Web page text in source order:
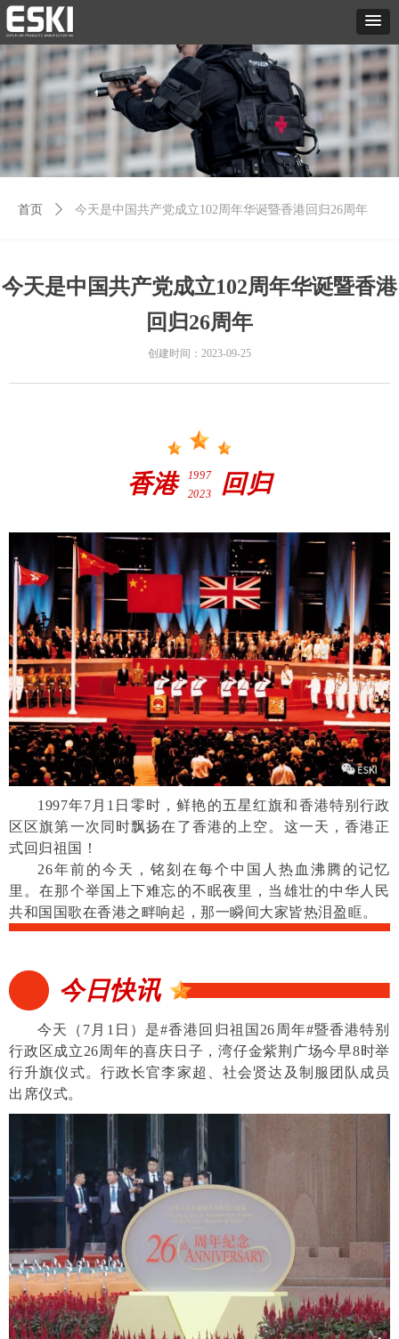
首页 ꄲ 今天是中国共产党成立102周年华诞暨香港回归26周年
今天是中国共产党成立102周年华诞暨香港
回归26周年
香港
1997
2023
回归
1997年7月1日零时，鲜艳的五星红旗和香港特别行政
区区旗第一次同时飘扬在了香港的上空。这一天，香港正
式回归祖国！
26年前的今天，铭刻在每个中国人热血沸腾的记忆
里。在那个举国上下难忘的不眠夜里，当雄壮的中华人民
共和国国歌在香港之畔响起，那一瞬间大家皆热泪盈眶。
今日快讯
今天（7月1日）是#香港回归祖国26周年#暨香港特别
行政区成立26周年的喜庆日子，湾仔金紫荆广场今早8时举
行升旗仪式。行政长官李家超、社会贤达及制服团队成员
出席仪式。
创建时间： 2023-09-25